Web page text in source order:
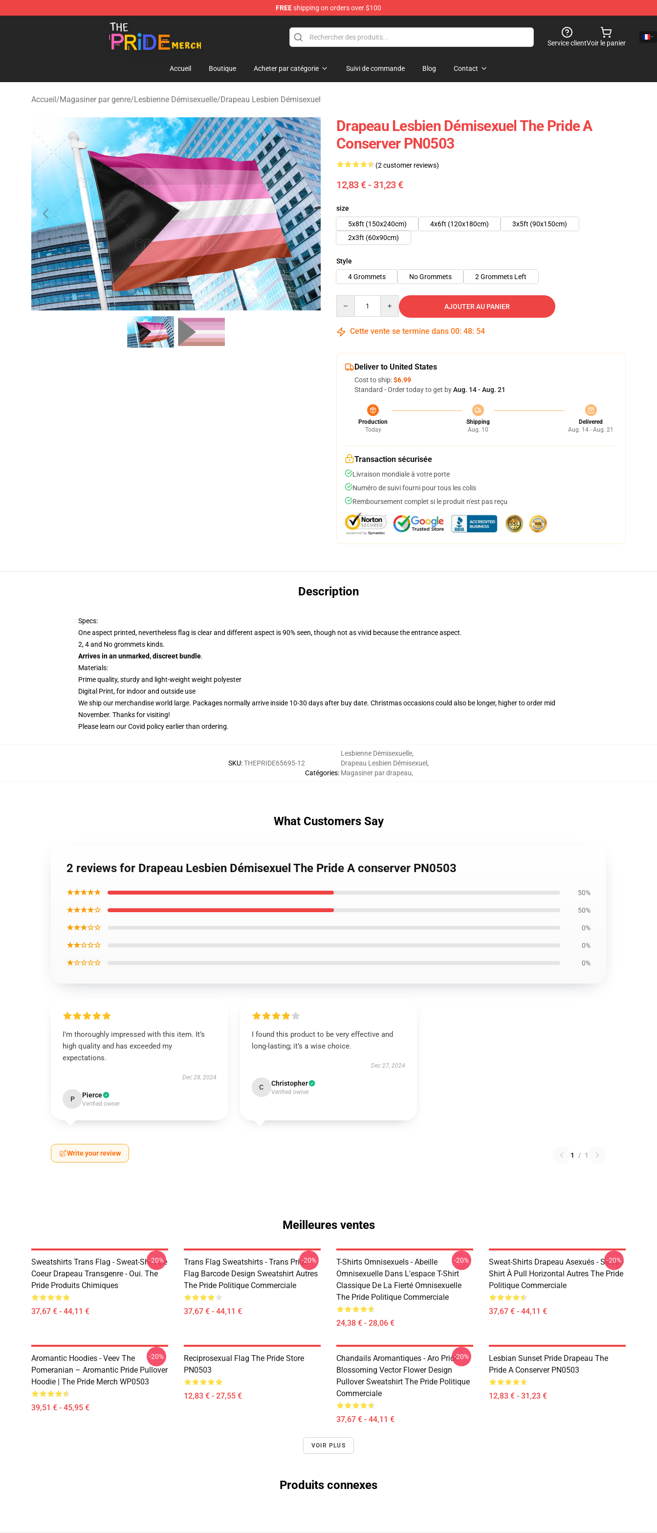
FREEshipping on orders over $100
The Pride Shop - Official The Pride Merchandise Store
Service clientVoir le panier
Accueil Boutique Acheter par catégorie Suivi de commande Blog Contact
Accueil/Magasiner par genre/Lesbienne Démisexuelle/Drapeau Lesbien Démisexuel
Drapeau Lesbien Démisexuel The Pride A
Conserver PN0503
(2 customer reviews)
12,83 € - 31,23 €
size
5x8ft (150x240cm)
4x6ft (120x180cm)
3x5ft (90x150cm)
2x3ft (60x90cm)
Style
4 Grommets
No Grommets 2 Grommets Left
AJOUTER AU PANIER
Cette vente se termine dans 00: 48: 53
Deliver to United States
Cost to ship:$6.99
Standard - Order today to get byAug. 14 - Aug. 21
Production
Today
Shipping
Aug. 10
Delivered
Aug. 14 - Aug. 21
Transaction sécurisée
Livraison mondiale à votre porte
Numéro de suivi fourni pour tous les colis
Remboursement complet si le produit n'est pas reçu
Description
Specs:
One aspect printed, nevertheless flag is clear and different aspect is 90% seen, though not as vivid because the entrance aspect.
2, 4 and No grommets kinds.
Arrives in an unmarked, discreet bundle.
Materials:
Prime quality, sturdy and light-weight weight polyester
Digital Print, for indoor and outside use
We ship our merchandise world large. Packages normally arrive inside 10-30 days after buy date. Christmas occasions could also be longer, higher to order mid
November. Thanks for visiting!
Please learn our Covid policyearlier than ordering.
SKU:THEPRIDE65695-12
Catégories:
Lesbienne Démisexuelle,
Drapeau Lesbien Démisexuel ,
Magasiner par drapeau,
What Customers Say
2 reviews for Drapeau Lesbien Démisexuel The Pride A conserver PN0503
★★★★★ 50%
★★★★☆ 50%
★★★☆☆ 0%
★★☆☆☆ 0%
★☆☆☆☆ 0%
I’m thoroughly impressed with this item. It’s
high quality and has exceeded my
expectations.
Dec 28, 2024
P Pierce
Verified owner
I found this product to be very effective and
long-lasting; it’s a wise choice.
Dec 27, 2024
C Christopher
Verified owner
Write your review 1 / 1
Meilleures ventes
Sweatshirts Trans Flag - Sweat-Shirt De
Coeur Drapeau Transgenre - Oui. The
Pride Produits Chimiques
37,67 € - 44,11 €
-20%
Trans Flag Sweatshirts - Trans Pride
Flag Barcode Design Sweatshirt Autres
The Pride Politique Commerciale
37,67 € - 44,11 €
-20%
T-Shirts Omnisexuels - Abeille
Omnisexuelle Dans L'espace T-Shirt
Classique De La Fierté Omnisexuelle
The Pride Politique Commerciale
24,38 € - 28,06 €
-20%
Sweat-Shirts Drapeau Asexués - Sweat-
Shirt À Pull Horizontal Autres The Pride
Politique Commerciale
37,67 € - 44,11 €
-20%
Aromantic Hoodies - Veev The
Pomeranian – Aromantic Pride Pullover
Hoodie | The Pride Merch WP0503
39,51 € - 45,95 €
-20%
Reciprosexual Flag The Pride Store
PN0503
12,83 € - 27,55 €
Chandails Aromantiques - Aro Pride
Blossoming Vector Flower Design
Pullover Sweatshirt The Pride Politique
Commerciale
37,67 € - 44,11 €
-20%
Lesbian Sunset Pride Drapeau The
Pride A Conserver PN0503
12,83 € - 31,23 €
VOIR PLUS
Produits connexes